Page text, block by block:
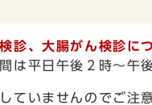
診、大腸がん検診に
は平日午後２時～午
ていませんのでご注